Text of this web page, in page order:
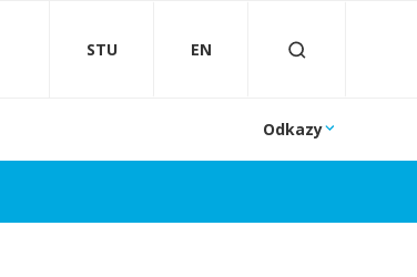
STU EN
Odkazy